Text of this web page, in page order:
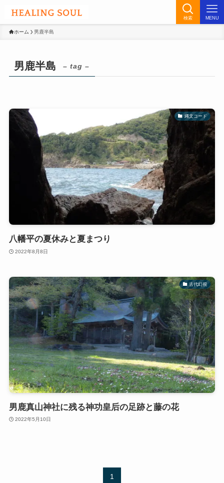
検索 MENU
ホーム 男鹿半島
男鹿半島 – tag –
縄文コード
八幡平の夏休みと夏まつり
2022年8月8日
古代幻視
男鹿真山神社に残る神功皇后の足跡と藤の花
2022年5月10日
1